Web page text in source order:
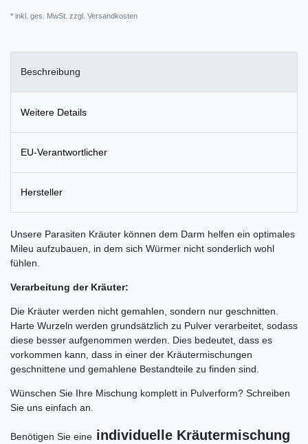
* inkl. ges. MwSt. zzgl. Versandkosten
Beschreibung
Weitere Details
EU-Verantwortlicher
Hersteller
Unsere Parasiten Kräuter können dem Darm helfen ein optimales
Mileu aufzubauen, in dem sich Würmer nicht sonderlich wohl
fühlen.
Verarbeitung der Kräuter:
Die Kräuter werden nicht gemahlen, sondern nur geschnitten.
Harte Wurzeln werden grundsätzlich zu Pulver verarbeitet, sodass
diese besser aufgenommen werden. Dies bedeutet, dass es
vorkommen kann, dass in einer der Kräutermischungen
geschnittene und gemahlene Bestandteile zu finden sind.
Wünschen Sie Ihre Mischung komplett in Pulverform? Schreiben
Sie uns einfach an.
Benötigen Sie eine individuelle Kräutermischung